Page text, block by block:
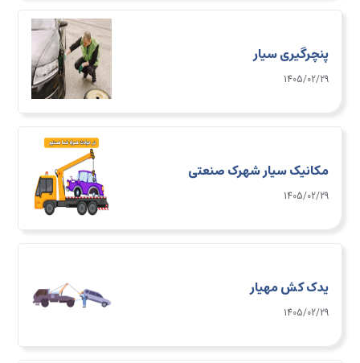
پنچرگیری سیار
1405/02/29
مکانیک سیار شهرک صنعتی
1405/02/29
یدک کش مهیار
1405/02/29